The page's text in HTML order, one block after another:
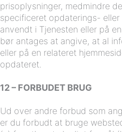
prisoplysninger, medmindre
specificeret opdaterings-
anvendt i Tjenesten eller på
bør antages at angive, at al
eller på en relateret
opdateret.
12 – FORBUDET BRUG
Ud over andre forbud som
er du forbudt at bruge